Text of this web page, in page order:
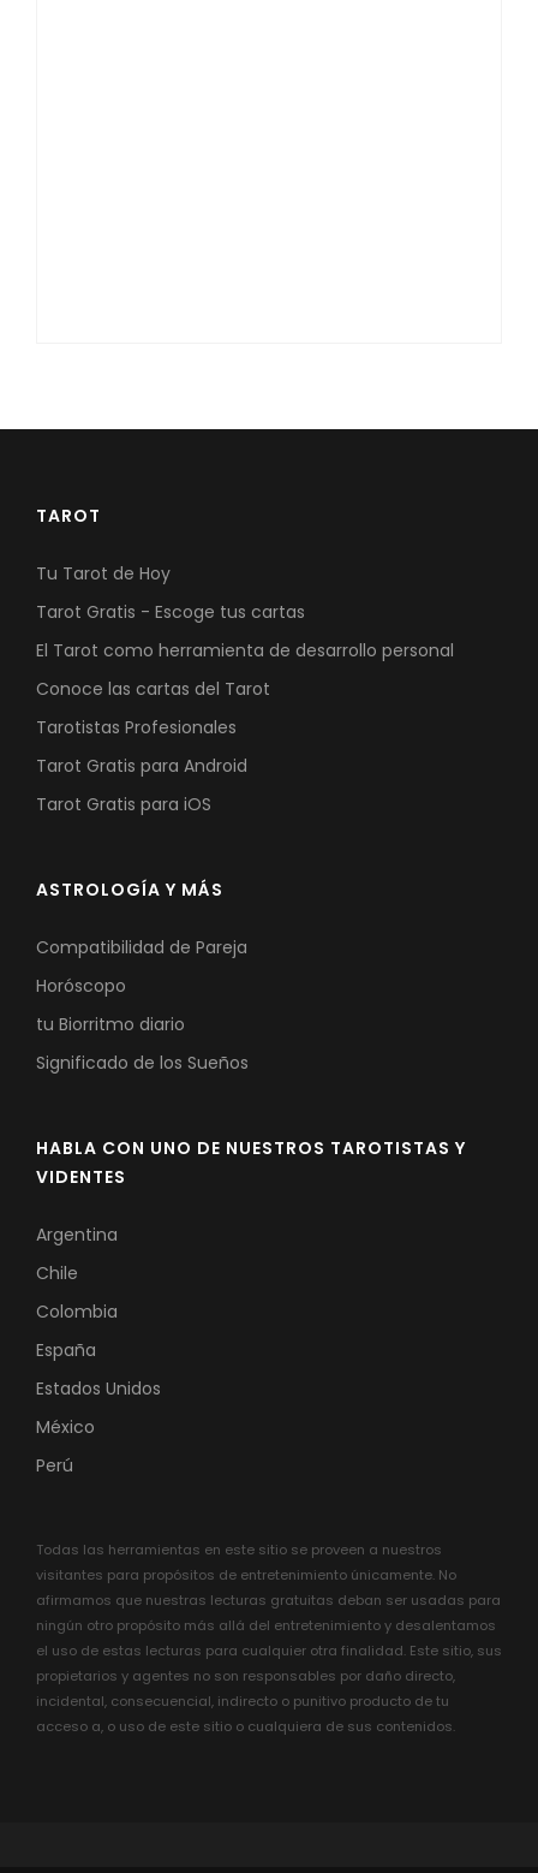
TAROT
Tu Tarot de Hoy
Tarot Gratis - Escoge tus cartas
El Tarot como herramienta de desarrollo personal
Conoce las cartas del Tarot
Tarotistas Profesionales
Tarot Gratis para Android
Tarot Gratis para iOS
ASTROLOGÍA Y MÁS
Compatibilidad de Pareja
Horóscopo
tu Biorritmo diario
Significado de los Sueños
HABLA CON UNO DE NUESTROS TAROTISTAS Y
VIDENTES
Argentina
Chile
Colombia
España
Estados Unidos
México
Perú
Todas las herramientas en este sitio se proveen a nuestros
visitantes para propósitos de entretenimiento únicamente. No
afirmamos que nuestras lecturas gratuitas deban ser usadas para
ningún otro propósito más allá del entretenimiento y desalentamos
el uso de estas lecturas para cualquier otra finalidad. Este sitio, sus
propietarios y agentes no son responsables por daño directo,
incidental, consecuencial, indirecto o punitivo producto de tu
acceso a, o uso de este sitio o cualquiera de sus contenidos.